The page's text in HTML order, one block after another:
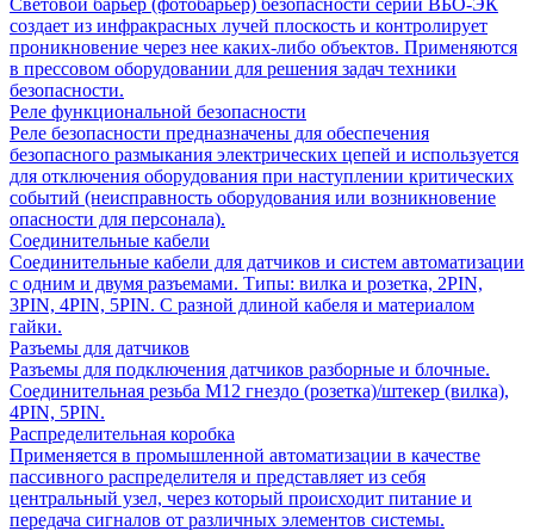
Световой барьер (фотобарьер) безопасности серии ВБО-ЭК
создает из инфракрасных лучей плоскость и контролирует
проникновение через нее каких-либо объектов. Применяются
в прессовом оборудовании для решения задач техники
безопасности.
Реле функциональной безопасности
Реле безопасности предназначены для обеспечения
безопасного размыкания электрических цепей и используется
для отключения оборудования при наступлении критических
событий (неисправность оборудования или возникновение
опасности для персонала).
Соединительные кабели
Соединительные кабели для датчиков и систем автоматизации
с одним и двумя разъемами. Типы: вилка и розетка, 2PIN,
3PIN, 4PIN, 5PIN. С разной длиной кабеля и материалом
гайки.
Разъемы для датчиков
Разъемы для подключения датчиков разборные и блочные.
Соединительная резьба М12 гнездо (розетка)/штекер (вилка),
4PIN, 5PIN.
Распределительная коробка
Применяется в промышленной автоматизации в качестве
пассивного распределителя и представляет из себя
центральный узел, через который происходит питание и
передача сигналов от различных элементов системы.